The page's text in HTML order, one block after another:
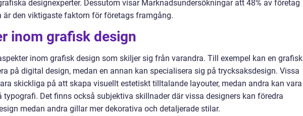
designexperter. Dessutom visar Marknadsundersökningar att 48% av företag
är den viktigaste faktorn för företags framgång.
inom grafisk design
inom grafisk design som skiljer sig från varandra. Till exempel kan en grafisk
på digital design, medan en annan kan specialisera sig på trycksaksdesign. Vissa
skickliga på att skapa visuellt estetiskt tilltalande layouter, medan andra kan vara
typografi. Det finns också subjektiva skillnader där vissa designers kan föredra
medan andra gillar mer dekorativa och detaljerade stilar.